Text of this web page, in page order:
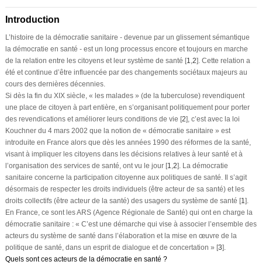
Introduction
L’histoire de la démocratie sanitaire - devenue par un glissement sémantique
la démocratie en santé - est un long processus encore et toujours en marche
de la relation entre les citoyens et leur système de santé [1 2]. Cette relation a
été et continue d’être influencée par des changements sociétaux majeurs au
cours des dernières décennies.
Si dès la fin du XIX siècle, « les malades » (de la tuberculose) revendiquent
une place de citoyen à part entière, en s’organisant politiquement pour porter
des revendications et améliorer leurs conditions de vie [2], c’est avec la loi
Kouchner du 4 mars 2002 que la notion de « démocratie sanitaire » est
introduite en France alors que dès les années 1990 des réformes de la santé,
visant à impliquer les citoyens dans les décisions relatives à leur santé et à
l’organisation des services de santé, ont vu le jour [1 2]. La démocratie
sanitaire concerne la participation citoyenne aux politiques de santé. Il s’agit
désormais de respecter les droits individuels (être acteur de sa santé) et les
droits collectifs (être acteur de la santé) des usagers du système de santé [1 ].
En France, ce sont les ARS (Agence Régionale de Santé) qui ont en charge la
démocratie sanitaire : « C’est une démarche qui vise à associer l’ensemble des
acteurs du système de santé dans l’élaboration et la mise en œuvre de la
politique de santé, dans un esprit de dialogue et de concertation » [3].
Quels sont ces acteurs de la démocratie en santé ?